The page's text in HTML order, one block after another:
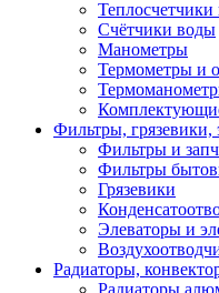
Счётчики воды
Манометры
Термометры и
Фильтры, грязевики,
Фильтры и
Фильтры
Грязевики
Элеваторы и
Радиаторы,
Радиаторы